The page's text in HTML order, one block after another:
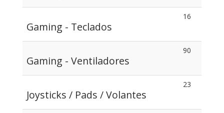
Gaming - Teclados
16
Gaming - Ventiladores
90
Joysticks / Pads / Volantes
23